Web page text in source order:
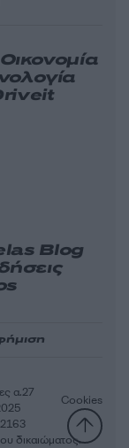
Οικονομία
Blog
α.27
Cookies
δικαιώματος.